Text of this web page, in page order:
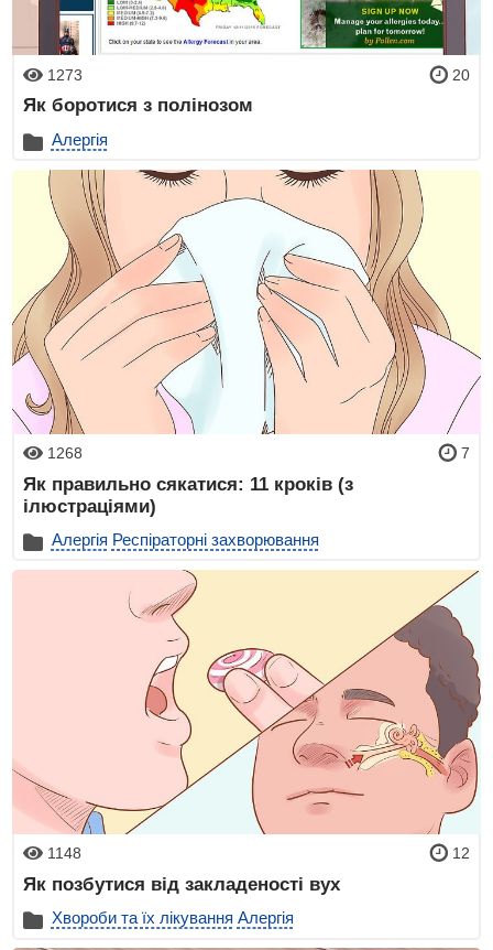
1273 20
Як боротися з полінозом
Алергія
1268 7
Як правильно сякатися: 11 кроків (з
ілюстраціями)
Алергія Респіраторні захворювання
1148 12
Як позбутися від закладеності вух
Хвороби та їх лікування Алергія